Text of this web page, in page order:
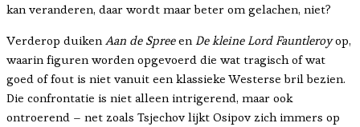
kan veranderen, daar wordt maar beter om gelachen, niet?
Verderop duiken Aan de Spreeen De kleine Lord Fauntleroyop,
waarin figuren worden opgevoerd die wat tragisch of wat
goed of fout is niet vanuit een klassieke Westerse bril bezien.
Die confrontatie is niet alleen intrigerend, maar ook
ontroerend – net zoals Tsjechov lijkt Osipov zich immers op